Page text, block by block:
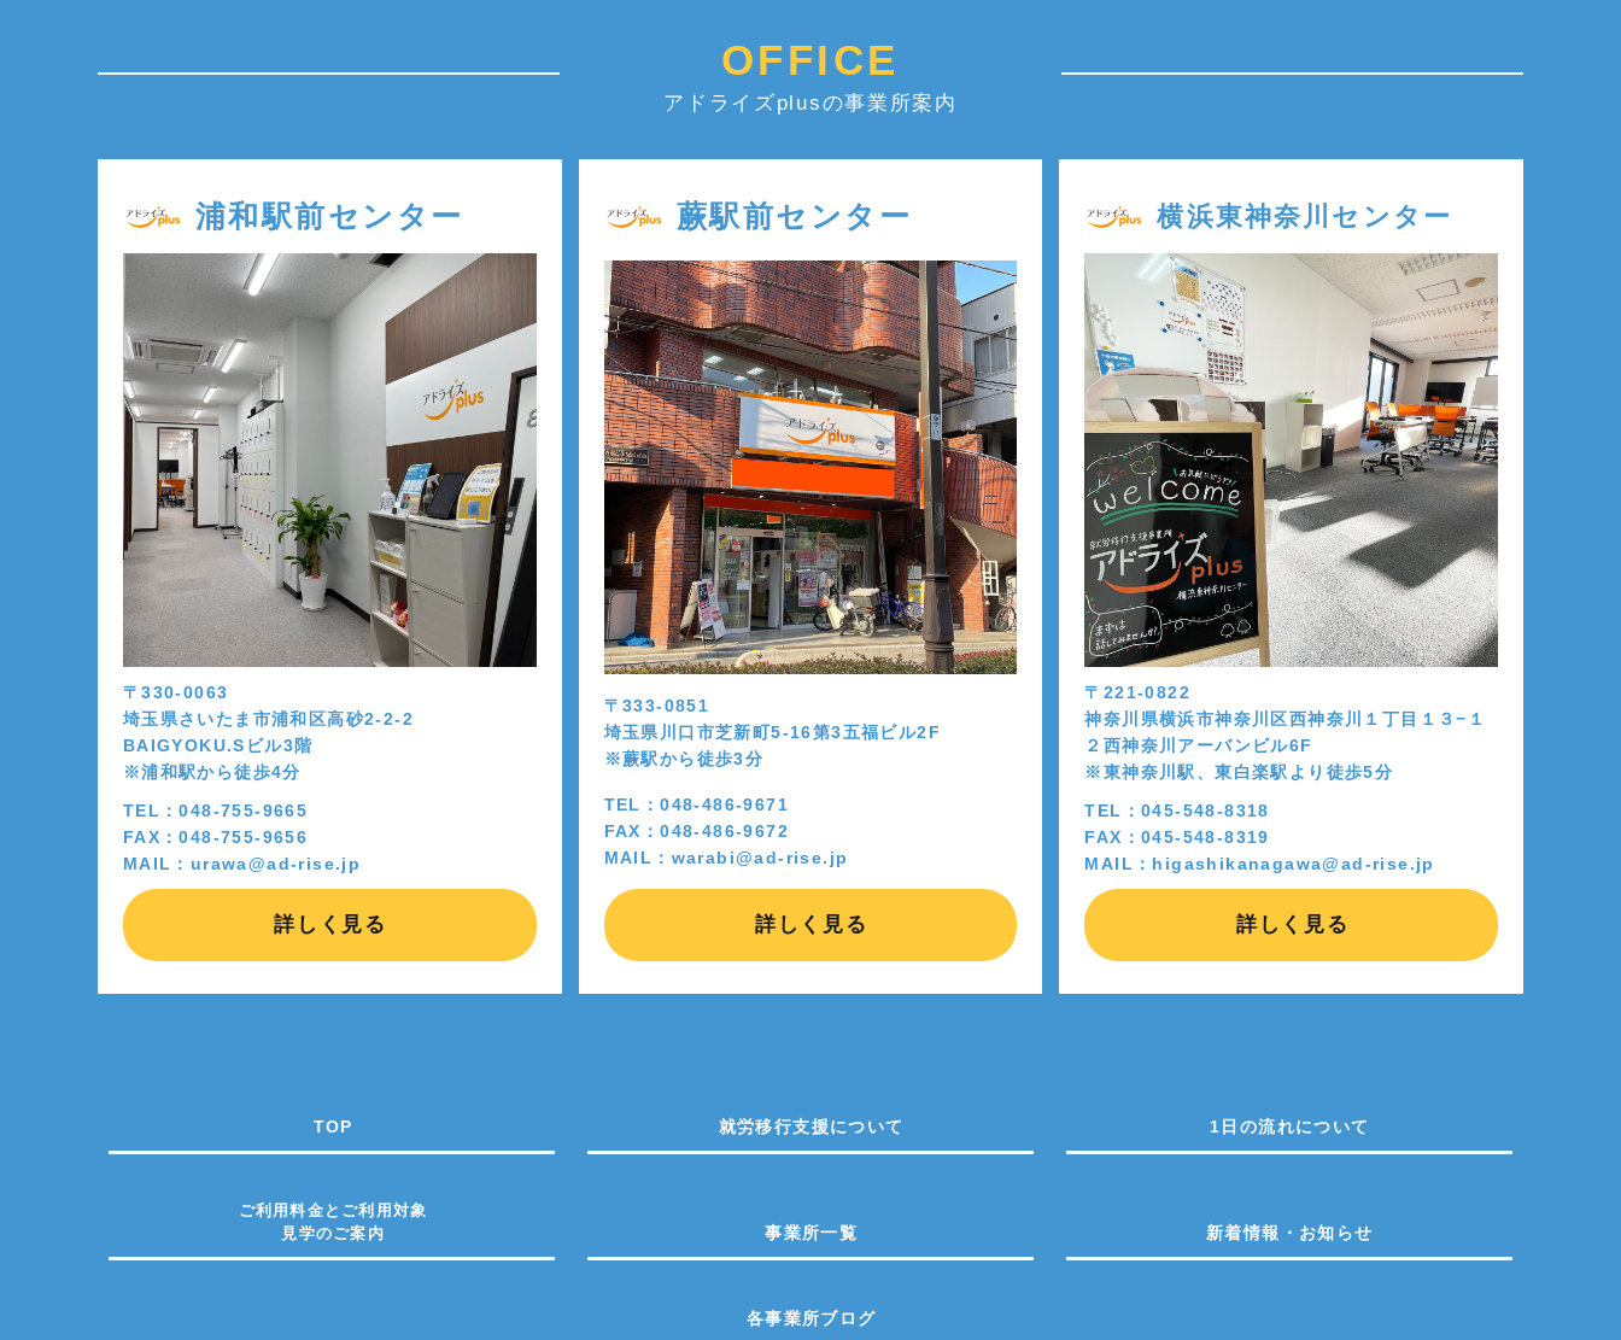
OFFICE
アドライズplusの事業所案内
浦和駅前センター
〒330-0063
埼玉県さいたま市浦和区高砂2-2-2
BAIGYOKU.Sビル3階
※浦和駅から徒歩4分
TEL：048-755-9665
FAX：048-755-9656
MAIL：urawa@ad-rise.jp
詳しく見る
蕨駅前センター
〒333-0851
埼玉県川口市芝新町5-16第3五福ビル2F
※蕨駅から徒歩3分
TEL：048-486-9671
FAX：048-486-9672
MAIL：warabi@ad-rise.jp
詳しく見る
横浜東神奈川センター
〒221-0822
神奈川県横浜市神奈川区西神奈川１丁目１３−１
２西神奈川アーバンビル6F
※東神奈川駅、東白楽駅より徒歩5分
TEL：045-548-8318
FAX：045-548-8319
MAIL：higashikanagawa@ad-rise.jp
詳しく見る
TOP 就労移行支援について 1日の流れについて
ご利用料金とご利用対象
見学のご案内
事業所一覧 新着情報・お知らせ
各事業所ブログ